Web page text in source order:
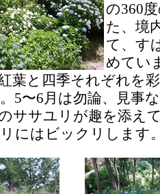
の360
た、境
て、す
めてい
葉と四季それぞれを
5〜6月は勿論、見事
ササユリが趣を添え
にはビックリします